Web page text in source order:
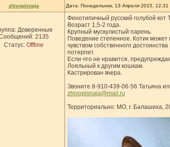
zhivopisnaja Дата: Понедельник, 13 Апреля 2015,
Доверенные
2135
Статус: Offline
Фенотипичный русский голубой кот
Возраст 1,5-2 года.
Крупный мускулистый парень.
Поведение степенное. Котик
чувством собственного
потерпит.
Если что не нравится,
Лояльный к другим кошкам.
Кастрирован вчера.
Звоните 8-910-439-06-56 Татьяна
zhivopisnaja@mail.ru
Территориально: МО, г. Балашиха,